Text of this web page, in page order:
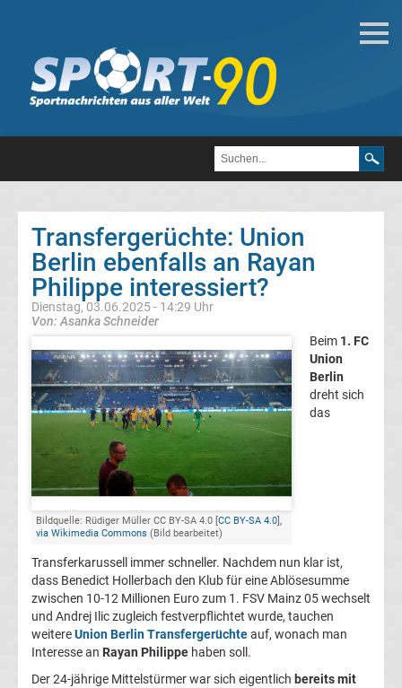
Deutsche
Transfergerüchte
FC
Heidenheim
1846
1.
Kaiserslautern
Transfergerüchte
1.
FC
Köln
Transfergerüchte: Union
Berlin ebenfalls an Rayan
Philippe interessiert?
Dienstag, 03.06.2025 - 14:29 Uhr
Von: Asanka Schneider
Bildquelle: Rüdiger Müller CC BY-SA 4.0 [CC BY-SA 4.0],
via Wikimedia Commons (Bild bearbeitet)
Beim 1. FC
Union
Berlin
dreht sich
das
Transferkarussell immer schneller. Nachdem nun klar ist,
dass Benedict Hollerbach den Klub für eine Ablösesumme
zwischen 10-12 Millionen Euro zum 1. FSV Mainz 05 wechselt
und Andrej Ilic zugleich festverpflichtet wurde, tauchen
weitereUnion Berlin Transfergerüchteauf, wonach man
Interesse an Rayan Philippe haben soll.
Der 24-jährige Mittelstürmer war sich eigentlich bereits mit